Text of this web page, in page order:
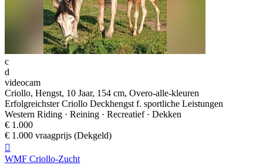
c
d
videocam
Criollo, Hengst, 10 Jaar, 154 cm, Overo-alle-kleuren
Erfolgreichster Criollo Deckhengst f. sportliche Leistungen
Western Riding · Reining · Recreatief · Dekken
€ 1.000
€ 1.000 vraagprijs (Dekgeld)

WMF Criollo-Zucht